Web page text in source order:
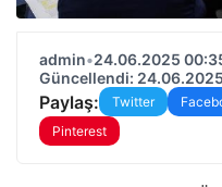
admin•24.06.2025
Güncellendi:
Paylaş: Twitter
Pinterest